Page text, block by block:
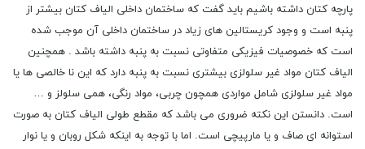
پارچه کتان داشته باشیم باید گفت که ساختمان داخلی الیاف کتان بیشتر از
پنبه است و وجود کریستالین های زیاد در ساختمان داخلی آن موجب شده
است که خصوصیات فیزیکی متفاوتی نسبت به پنبه داشته باشد . همچنین
الیاف کتان مواد غیر سلولزی بیشتری نسبت به پنبه دارد که این نا خالصی ها یا
مواد غیر سلولزی شامل مواردی همچون چربی، مواد رنگی، همی سلولز و …
است. دانستن این نکته ضروری می باشد که مقطع طولی الیاف کتان به صورت
استوانه ای صاف و یا مارپیچی است. اما با توجه به اینکه شکل روبان و یا نوار